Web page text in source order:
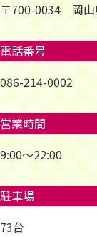
〒700-0034 岡山
電話番号
086-214-0002
営業時間
9:00～22:00
駐車場
73台